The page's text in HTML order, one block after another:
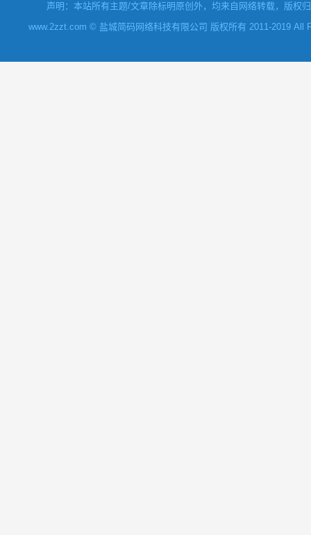
声明：本站所有主题/文章除标明原创外，均来自网络转载，版权
www.2zzt.com © 盐城简码网络科技有限公司 版权所有 2011-2019